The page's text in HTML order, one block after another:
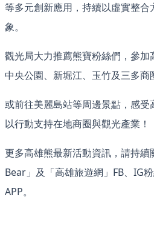
等多元創新應用，持續以虛實整
象。
觀光局大力推薦熊寶粉絲們，參
中央公園、新堀江、玉竹及三多商
或前往美麗島站等周邊景點，感受
以行動支持在地商圈與觀光產業！
更多高雄熊最新活動資訊，請持
Bear」及「高雄旅遊網」FB、IG
APP。